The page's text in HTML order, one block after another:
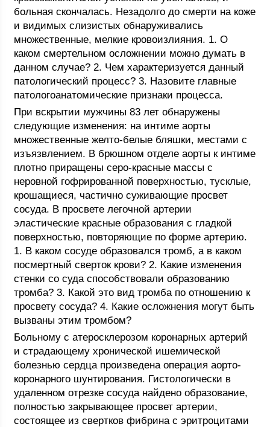
больная скончалась. Незадолго до смерти на коже
и видимых слизистых обнаруживались
множественные, мелкие кровоизлияния. 1. О
каком смертельном осложнении можно думать в
данном случае? 2. Чем характеризуется данный
патологический процесс? 3. Назовите главные
патологоанатомические признаки процесса.
При вскрытии мужчины 83 лет обнаружены
следующие изменения: на интиме аорты
множественные желто-белые бляшки, местами с
изъязвлением. В брюшном отделе аорты к интиме
плотно приращены серо-красные массы с
неровной гофрированной поверхностью, тусклые,
крошащиеся, частично суживающие просвет
сосуда. В просвете легочной артерии
эластические красные образования с гладкой
поверхностью, повторяющие по форме артерию.
1. В каком сосуде образовался тромб, а в каком
посмертный сверток крови? 2. Какие изменения
стенки со суда способствовали образованию
тромба? 3. Какой это вид тромба по отношению к
просвету сосуда? 4. Какие осложнения могут быть
вызваны этим тромбом?
Больному с атеросклерозом коронарных артерий
и страдающему хронической ишемической
болезнью сердца произведена операция аорто-
коронарного шунтирования. Гистологически в
удаленном отрезке сосуда найдено образование,
полностью закрывающее просвет артерии,
состоящее из свертков фибрина с эритроцитами